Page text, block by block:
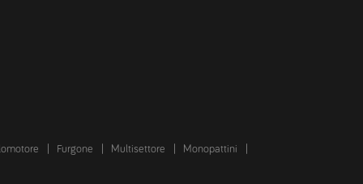
Furgone Multisettore Monopattini